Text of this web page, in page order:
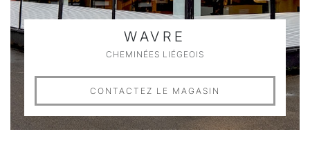
WAVRE
CHEMINÉES LIÉGEOIS
CONTACTEZ LE MAGASIN